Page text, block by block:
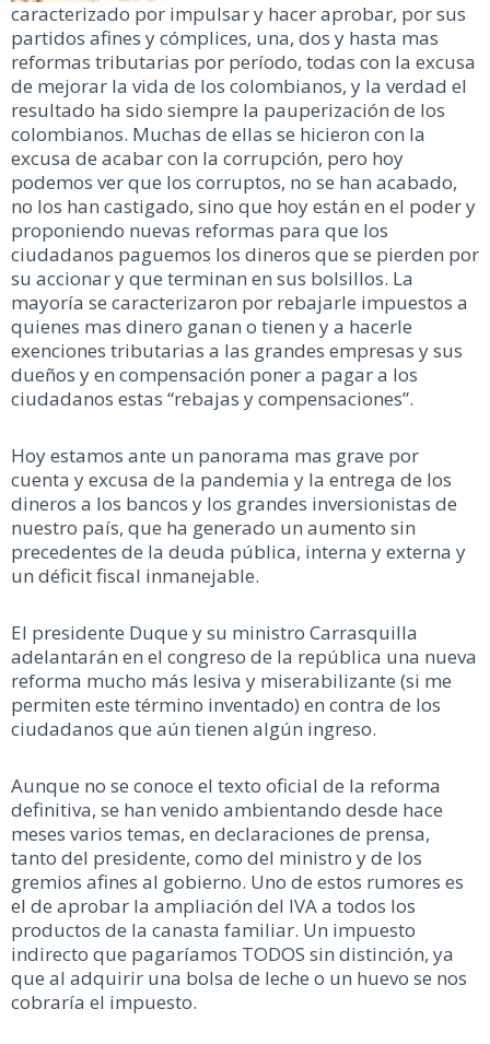
caracterizado por impulsar y hacer aprobar, por sus
partidos afines y cómplices, una, dos y hasta mas
reformas tributarias por período, todas con la excusa
de mejorar la vida de los colombianos, y la verdad el
resultado ha sido siempre la pauperización de los
colombianos. Muchas de ellas se hicieron con la
excusa de acabar con la corrupción, pero hoy
podemos ver que los corruptos, no se han acabado,
no los han castigado, sino que hoy están en el poder y
proponiendo nuevas reformas para que los
ciudadanos paguemos los dineros que se pierden por
su accionar y que terminan en sus bolsillos. La
mayoría se caracterizaron por rebajarle impuestos a
quienes mas dinero ganan o tienen y a hacerle
exenciones tributarias a las grandes empresas y sus
dueños y en compensación poner a pagar a los
ciudadanos estas “rebajas y compensaciones”.
Hoy estamos ante un panorama mas grave por
cuenta y excusa de la pandemia y la entrega de los
dineros a los bancos y los grandes inversionistas de
nuestro país, que ha generado un aumento sin
precedentes de la deuda pública, interna y externa y
un déficit fiscal inmanejable.
El presidente Duque y su ministro Carrasquilla
adelantarán en el congreso de la república una nueva
reforma mucho más lesiva y miserabilizante (si me
permiten este término inventado) en contra de los
ciudadanos que aún tienen algún ingreso.
Aunque no se conoce el texto oficial de la reforma
definitiva, se han venido ambientando desde hace
meses varios temas, en declaraciones de prensa,
tanto del presidente, como del ministro y de los
gremios afines al gobierno. Uno de estos rumores es
el de aprobar la ampliación del IVA a todos los
productos de la canasta familiar. Un impuesto
indirecto que pagaríamos TODOS sin distinción, ya
que al adquirir una bolsa de leche o un huevo se nos
cobraría el impuesto.